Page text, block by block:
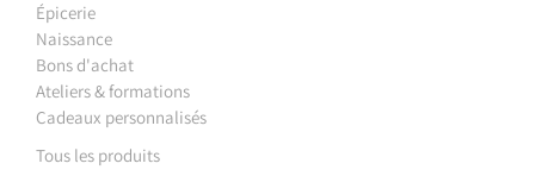
Épicerie
Naissance
Bons d'achat
Ateliers & formations
Cadeaux personnalisés
Tous les produits